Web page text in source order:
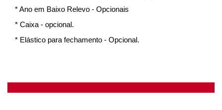
* Ano em Baixo Relevo - Opcionais
* Caixa - opcional.
* Elástico para fechamento - Opcional.